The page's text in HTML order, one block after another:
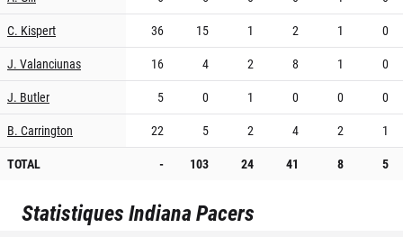
C. Kispert
36 15 1 2 1
0
J. Valanciunas
16 4 2 8 1
0
J. Butler
5 0 1 0 0
0
B. Carrington
22 5 2 4 2
1
TOTAL
- 103 24 41 8 5
StatistiquesIndiana Pacers